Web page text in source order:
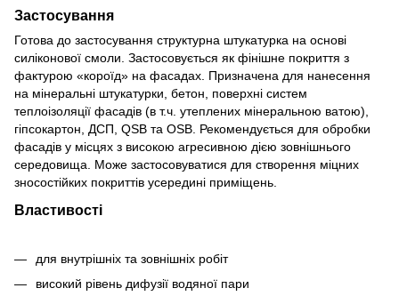
Застосування
Готова до застосування структурна штукатурка на основі
силіконової смоли. Застосовується як фінішне покриття з
фактурою «короїд» на фасадах. Призначена для нанесення
на мінеральні штукатурки, бетон, поверхні систем
теплоізоляції фасадів (в т.ч. утеплених мінеральною ватою),
гіпсокартон, ДСП, QSB та OSB. Рекомендується для обробки
фасадів у місцях з високою агресивною дією зовнішнього
середовища. Може застосовуватися для створення міцних
зносостійких покриттів усередині приміщень.
Властивості
для внутрішніх та зовнішніх робіт
високий рівень дифузії водяної пари